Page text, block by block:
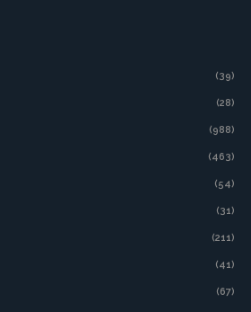
(39)
(28)
(988)
(463)
(54)
(31)
(211)
(41)
(67)